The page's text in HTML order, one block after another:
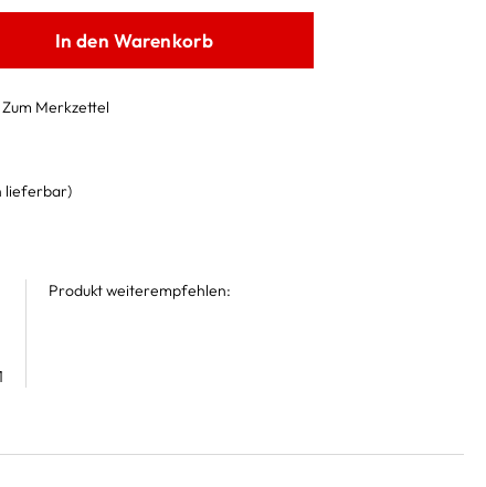
In den Warenkorb
Zum Merkzettel
lieferbar)
Produkt weiterempfehlen: